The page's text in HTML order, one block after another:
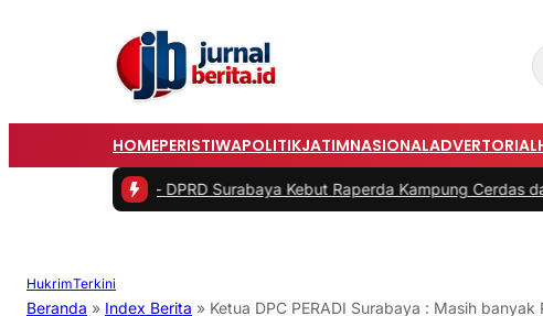
HOMEPERISTIWAPOLITIKJATIMNASIONALADVERTORIAL
DPRD Surabaya Kebut Raperda Kampung Cerdas dan Kampung
HukrimTerkini
Beranda » Index Berita » Ketua DPC PERADI Surabaya : Masih